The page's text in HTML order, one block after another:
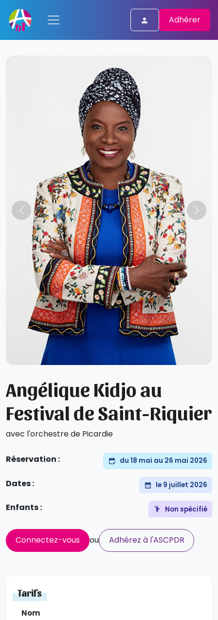
Adhérer
Angélique Kidjo au
Festival de Saint-Riquier
avec l'orchestre de Picardie
Réservation : du 18 mai au 26 mai 2026
Dates : le 9 juillet 2026
Enfants : Non spécifié
Connectez-vous ou Adhérez à l'ASCPDR
Tarifs